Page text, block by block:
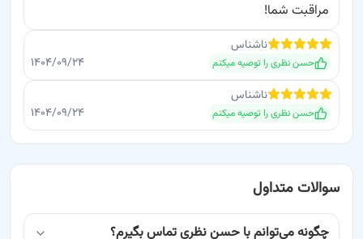
مراقبت شما!
ناشناس
حسن نظریرا توصیه میکنم
۱۴۰۴/۰۹/۲۴
ناشناس
حسن نظریرا توصیه میکنم ۱۴۰۴/۰۹/۲۴
سوالات متداول
چگونه می‌توانم با حسن نظری تماس بگیرم؟